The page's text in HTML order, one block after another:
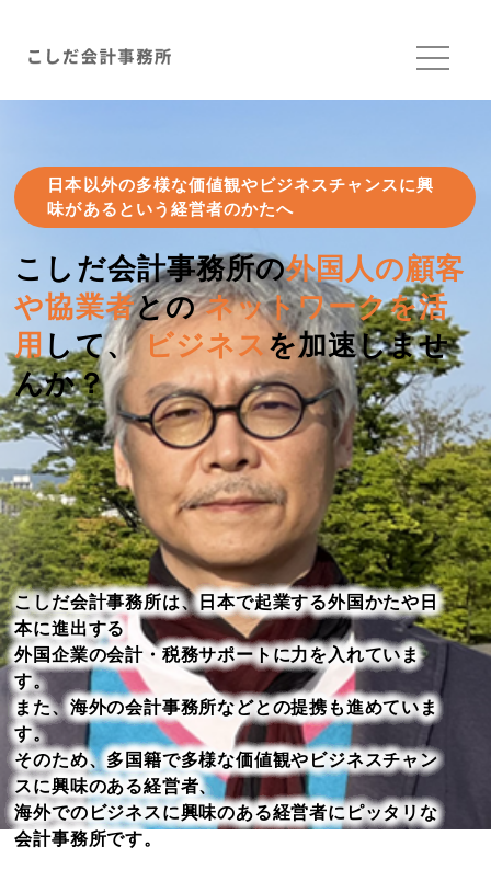
日本以外の多様な価値観やビジネスチャンスに興
味があるという経営者のかたへ
こしだ会計事務所の外国人の顧客
や協業者との ネットワークを活
用 して、 ビジネスを加速しませ
んか？
こしだ会計事務所は、日本で起業する外国かたや日
本に進出する
外国企業の会計・税務サポートに力を入れていま
す。
また、海外の会計事務所などとの提携も進めていま
す。
そのため、多国籍で多様な価値観やビジネスチャン
スに興味のある経営者、
海外でのビジネスに興味のある経営者にピッタリな
会計事務所です。